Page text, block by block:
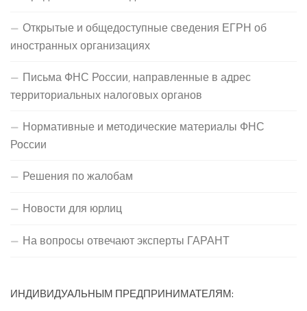
Открытые и общедоступные сведения ЕГРН об
иностранных организациях
Письма ФНС России, направленные в адрес
территориальных налоговых органов
Нормативные и методические материалы ФНС
России
Решения по жалобам
Новости для юрлиц
На вопросы отвечают эксперты ГАРАНТ
ИНДИВИДУАЛЬНЫМ ПРЕДПРИНИМАТЕЛЯМ: